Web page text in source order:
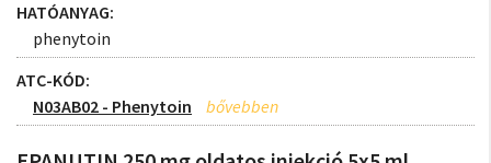
HATÓANYAG:
phenytoin
ATC-KÓD:
N03AB02 - Phenytoin